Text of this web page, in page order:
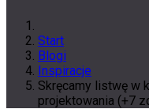
Start
Blogi
Inspiracje
Skręcamy listwę w
projektowania (+7